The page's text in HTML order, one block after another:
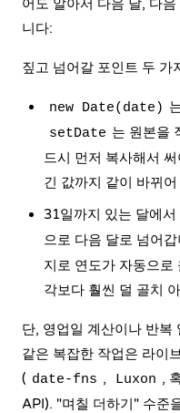
어도 알아서 다음 달, 다
니다:
짚고 넘어갈 포인트 두 가
new Date(date)
setDate 는 원본을
드시 먼저 복사해서
긴 값까지 같이 바뀌
31일까지 있는 달에서
으로 다음 달로 넘어갑
지로 연도가 자동으로
각보다 훨씬 덜 골치
단, 영업일 계산이나 반복
같은 복잡한 작업은 라이
( date-fns , Luxon ,
API). "며칠 더하기" 수준